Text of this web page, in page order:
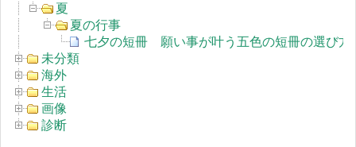
夏
夏の行事
七夕の短冊 願い事が叶う五色の短冊の選び方
未分類
海外
生活
画像
診断